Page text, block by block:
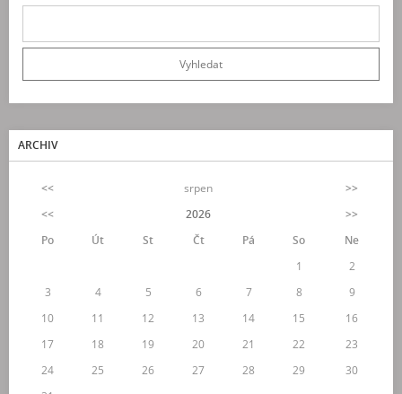
ARCHIV
<< srpen
>>
<<
2026
>>
Po
Út St Čt Pá So
Ne
1
2
3
4 5 6 7 8
9
10
11 12 13 14 15
16
17
18 19 20 21 22
23
24
25 26 27 28 29
30